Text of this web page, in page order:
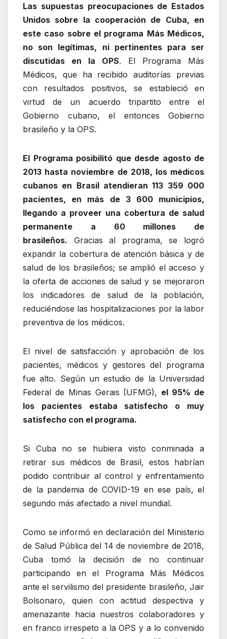
Las supuestas preocupaciones de Estados
Unidos sobre la cooperación de Cuba, en
este caso sobre el programa Más Médicos,
no son legítimas, ni pertinentes para ser
discutidas en la OPS. El Programa Más
Médicos, que ha recibido auditorías previas
con resultados positivos, se estableció en
virtud de un acuerdo tripartito entre el
Gobierno cubano, el entonces Gobierno
brasileño y la OPS.
El Programa posibilitó que desde agosto de
2013 hasta noviembre de 2018, los médicos
cubanos en Brasil atendieran 113 359 000
pacientes, en más de 3 600 municipios,
llegando a proveer una cobertura de salud
permanente a 60 millones de
brasileños. Gracias al programa, se logró
expandir la cobertura de atención básica y de
salud de los brasileños; se amplió el acceso y
la oferta de acciones de salud y se mejoraron
los indicadores de salud de la población,
reduciéndose las hospitalizaciones por la labor
preventiva de los médicos.
El nivel de satisfacción y aprobación de los
pacientes, médicos y gestores del programa
fue alto. Según un estudio de la Universidad
Federal de Minas Gerais (UFMG), el 95% de
los pacientes estaba satisfecho o muy
satisfecho con el programa.
Si Cuba no se hubiera visto conminada a
retirar sus médicos de Brasil, estos habrían
podido contribuir al control y enfrentamiento
de la pandemia de COVID-19 en ese país, el
segundo más afectado a nivel mundial.
Como se informó en declaración del Ministerio
de Salud Pública del 14 de noviembre de 2018,
Cuba tomó la decisión de no continuar
participando en el Programa Más Médicos
ante el servilismo del presidente brasileño, Jair
Bolsonaro, quien con actitud despectiva y
amenazante hacia nuestros colaboradores y
en franco irrespeto a la OPS y a lo convenido